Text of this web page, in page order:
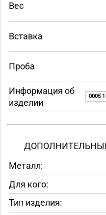
Вес
Вставка
Проба
Информация об
изделии
0005
Металл:
Для кого:
Тип изделия: